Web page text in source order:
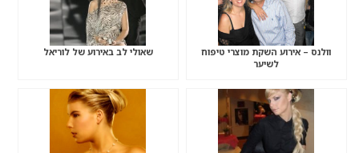
וולנס – אירוע השקת מוצרי טיפוח
לשיער
שאולי לב באירוע של לוריאל